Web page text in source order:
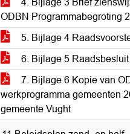
4. Bijlage 3 Brief
ODBN Programmabegroting
5. Bijlage 4
6. Bijlage 5 Raadsbesluit
7. Bijlage 6 Kopie van
werkprogramma gemeenten
gemeente Vught